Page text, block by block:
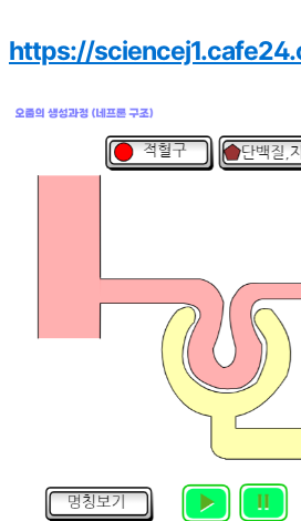
https://